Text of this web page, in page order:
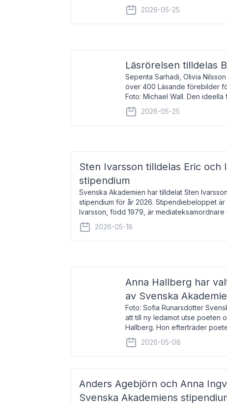
litteraturen”. Prisutdelning och
äger rum under
2026-05-25
Läsrörelsen tilldelas
Sepenta Sarhadi, Olivia
över 400 Läsande förebilder
Foto: Michael Wall. Den
tilldelas Bernadottepriset 2026
sekel gjort re
2026-05-25
Sten Ivarsson tilldelas Eric och
stipendium
Svenska Akademien har tilldelat Sten
stipendium för år 2026. Stipendiebeloppet är
Ivarsson, född 1979, är
Trelleborg. Här har han på
2026-05-18
Anna Hallberg har
av Svenska
Foto: Sofia Runarsdotter
att till ny ledamot utse poeten
Hallberg. Hon efterträder
och kommer att ta sitt inträde
högtidssammankomst
2026-05-08
Anders Agebjörn och Anna
Svenska Akademiens